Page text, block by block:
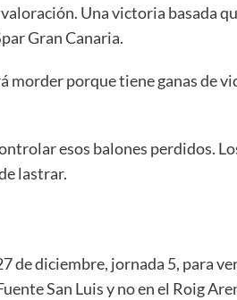
Una victoria basada
Gran Canaria.
morder porque tiene ganas de
esos balones perdidos.
lastrar.
de diciembre, jornada 5, para
San Luis y no en el Roig